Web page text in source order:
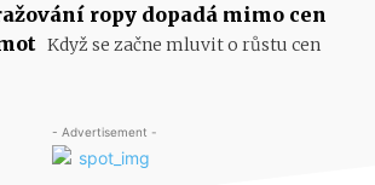
ropy dopadá mimo cen
Když se začne mluvit o růstu cen
- Advertisement -